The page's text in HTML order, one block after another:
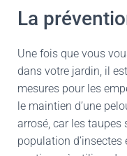
La
Une fois que vous
dans votre jardin, il
mesures pour les
le maintien d’une
arrosé, car les taupes
population